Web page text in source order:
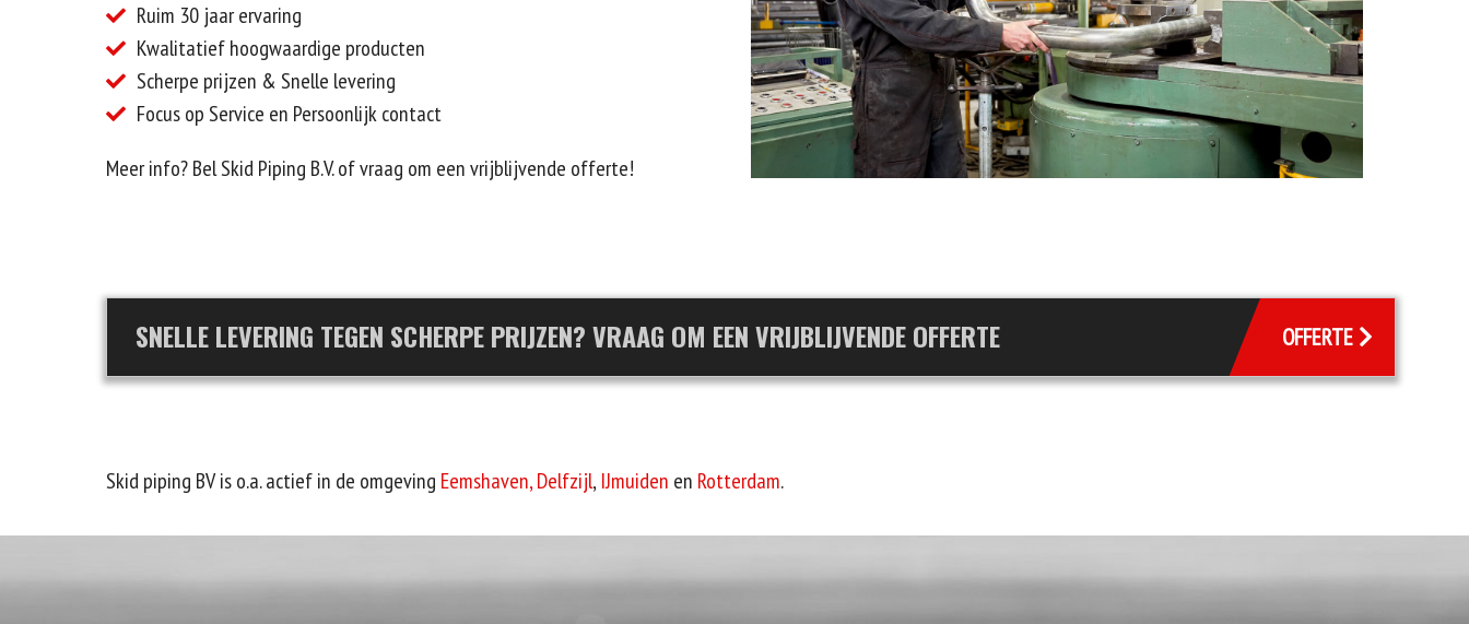
Ruim 30 jaar ervaring
Kwalitatief hoogwaardige producten
Scherpe prijzen & Snelle levering
Focus op Service en Persoonlijk contact
Meer info? Bel Skid Piping B.V. of vraag om een vrijblijvende offerte!
SNELLE LEVERING TEGEN SCHERPE PRIJZEN? VRAAG OM EEN VRIJBLIJVENDE OFFERTE OFFERTE
Skid piping BV is o.a. actief in de omgeving Eemshaven,Delfzijl,IJmuiden en Rotterdam.